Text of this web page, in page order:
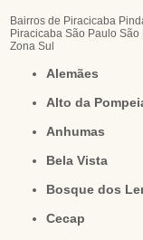
Bairros de Piracicaba
Piracicaba São Paulo São
Zona Sul
Alemães
Alto da
Anhumas
Bela Vista
Bosque dos
Cecap